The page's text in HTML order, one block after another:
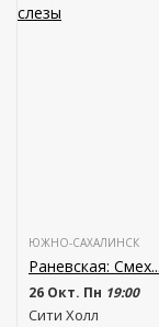
ЮЖНО-САХАЛИНСК
Раневская: Смех...
26 Окт. Пн 19:00
Сити Холл